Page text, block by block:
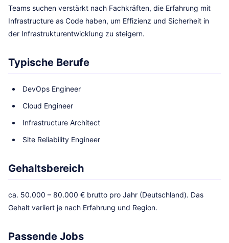
Teams suchen verstärkt nach Fachkräften, die Erfahrung mit
Infrastructure as Code haben, um Effizienz und Sicherheit in
der Infrastrukturentwicklung zu steigern.
Typische Berufe
DevOps Engineer
Cloud Engineer
Infrastructure Architect
Site Reliability Engineer
Gehaltsbereich
ca. 50.000 – 80.000 € brutto pro Jahr (Deutschland). Das
Gehalt variiert je nach Erfahrung und Region.
Passende Jobs